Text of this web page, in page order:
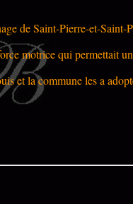
de Saint-Pierre-et-
motrice qui permettait
et la commune les a